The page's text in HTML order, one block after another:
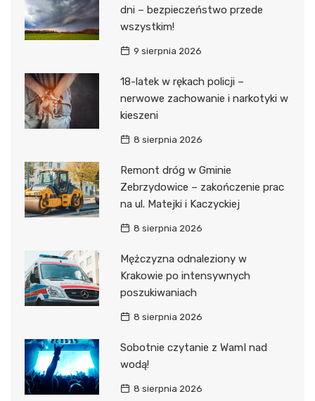
dni – bezpieczeństwo przede
wszystkim!
9 sierpnia 2026
18-latek w rękach policji –
nerwowe zachowanie i narkotyki w
kieszeni
8 sierpnia 2026
Remont dróg w Gminie
Zebrzydowice – zakończenie prac
na ul. Matejki i Kaczyckiej
8 sierpnia 2026
Mężczyzna odnaleziony w
Krakowie po intensywnych
poszukiwaniach
8 sierpnia 2026
Sobotnie czytanie z WamI nad
wodą!
8 sierpnia 2026